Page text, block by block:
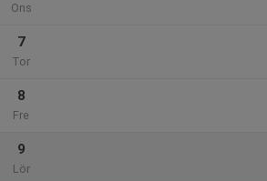
Ons
7
Tor
8
Fre
9
Lör